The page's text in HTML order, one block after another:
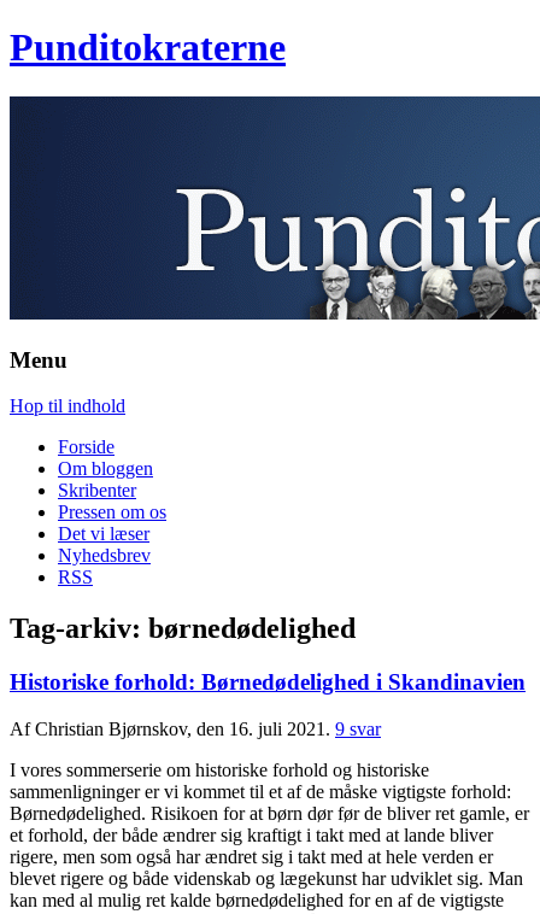
Punditokraterne
Menu
Hop til indhold
Forside
Om bloggen
Skribenter
Pressen om os
Det vi læser
Nyhedsbrev
RSS
Tag-arkiv: børnedødelighed
Historiske forhold: Børnedødelighed i Skandinavien
Af Christian Bjørnskov, den 16. juli 2021. 9 svar
I vores sommerserie om historiske forhold og historiske
sammenligninger er vi kommet til et af de måske vigtigste forhold:
Børnedødelighed. Risikoen for at børn dør før de bliver ret gamle, er
et forhold, der både ændrer sig kraftigt i takt med at lande bliver
rigere, men som også har ændret sig i takt med at hele verden er
blevet rigere og både videnskab og lægekunst har udviklet sig. Man
kan med al mulig ret kalde børnedødelighed for en af de vigtigste